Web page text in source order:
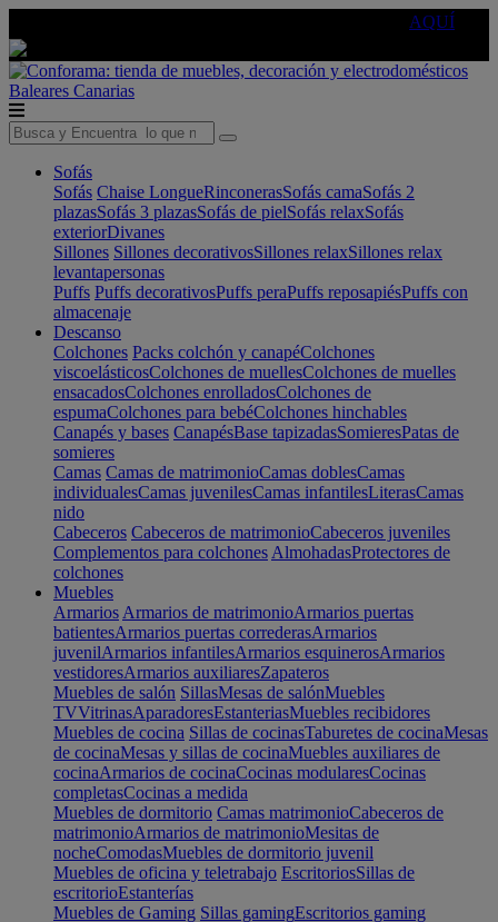
AQUÍ
Baleares Canarias
Sofás
Sofás Chaise LongueRinconerasSofás camaSofás 2
plazasSofás 3 plazasSofás de pielSofás relaxSofás
exteriorDivanes
Sillones Sillones decorativosSillones relaxSillones relax
levantapersonas
Puffs Puffs decorativosPuffs peraPuffs reposapiésPuffs con
almacenaje
Descanso
Colchones Packs colchón y canapéColchones
viscoelásticosColchones de muellesColchones de muelles
ensacadosColchones enrolladosColchones de
espumaColchones para bebéColchones hinchables
Canapés y bases CanapésBase tapizadasSomieresPatas de
somieres
Camas Camas de matrimonioCamas doblesCamas
individualesCamas juvenilesCamas infantilesLiterasCamas
nido
Cabeceros Cabeceros de matrimonioCabeceros juveniles
Complementos para colchones AlmohadasProtectores de
colchones
Muebles
Armarios Armarios de matrimonioArmarios puertas
batientesArmarios puertas correderasArmarios
juvenilArmarios infantilesArmarios esquinerosArmarios
vestidoresArmarios auxiliaresZapateros
Muebles de salón SillasMesas de salónMuebles
TVVitrinasAparadoresEstanteriasMuebles recibidores
Muebles de cocina Sillas de cocinasTaburetes de cocinaMesas
de cocinaMesas y sillas de cocinaMuebles auxiliares de
cocinaArmarios de cocinaCocinas modularesCocinas
completasCocinas a medida
Muebles de dormitorio Camas matrimonioCabeceros de
matrimonioArmarios de matrimonioMesitas de
nocheComodasMuebles de dormitorio juvenil
Muebles de oficina y teletrabajo EscritoriosSillas de
escritorioEstanterías
Muebles de Gaming Sillas gamingEscritorios gaming